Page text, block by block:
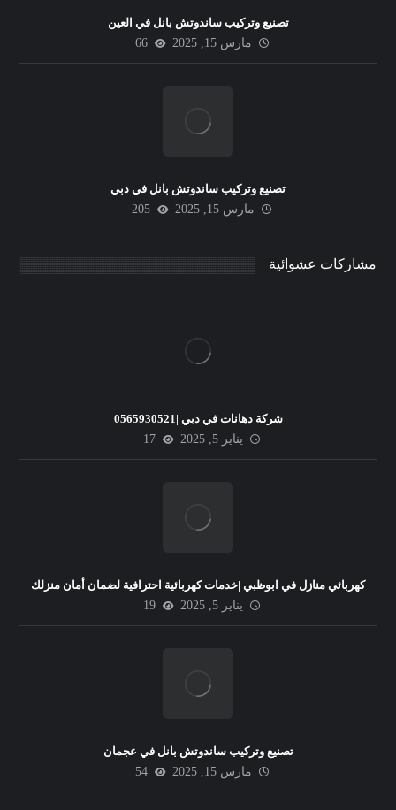
تصنيع وتركيب ساندوتش بانل في العين
مارس 15, 2025
66
تصنيع وتركيب ساندوتش بانل في دبي
مارس 15, 2025
205
مشاركات عشوائية
شركة دهانات في دبي |0565930521
يناير 5, 2025
17
كهربائي منازل في ابوظبي |خدمات كهربائية احترافية لضمان أمان منزلك
يناير 5, 2025
19
تصنيع وتركيب ساندوتش بانل في عجمان
مارس 15, 2025
54